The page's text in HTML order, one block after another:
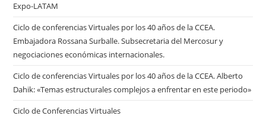
Expo-LATAM
Ciclo de conferencias Virtuales por los 40 años de la CCEA.
Embajadora Rossana Surballe. Subsecretaria del Mercosur y
negociaciones económicas internacionales.
Ciclo de conferencias Virtuales por los 40 años de la CCEA. Alberto
Dahik: «Temas estructurales complejos a enfrentar en este periodo»
Ciclo de Conferencias Virtuales